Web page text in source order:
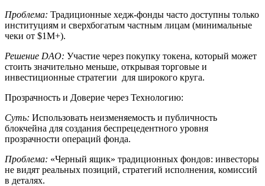
Проблема: Традиционные хедж-фонды часто доступны только
институциям и сверхбогатым частным лицам (минимальные
чеки от $1M+).
Решение DAO: Участие через покупку токена, который может
стоить значительно меньше, открывая торговые и
инвестиционные стратегии для широкого круга.
Прозрачность и Доверие через Технологию:
Суть: Использовать неизменяемость и публичность
блокчейна для создания беспрецедентного уровня
прозрачности операций фонда.
Проблема: «Черный ящик» традиционных фондов: инвесторы
не видят реальных позиций, стратегий исполнения, комиссий
в деталях.